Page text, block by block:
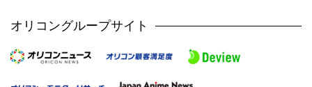
オリコングループサイト